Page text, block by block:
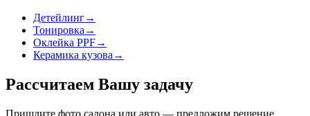
Детейлинг→
Тонировка →
Оклейка PPF→
Керамика кузова →
Рассчитаем Вашу задачу
Пришлите фото салона или авто — предложим решение,